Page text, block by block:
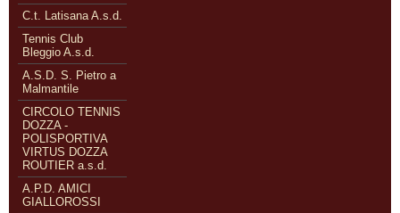
C.t. Latisana A.s.d.
Tennis Club
Bleggio A.s.d.
A.S.D. S. Pietro a
Malmantile
CIRCOLO TENNIS
DOZZA -
POLISPORTIVA
VIRTUS DOZZA
ROUTIER a.s.d.
A.P.D. AMICI
GIALLOROSSI